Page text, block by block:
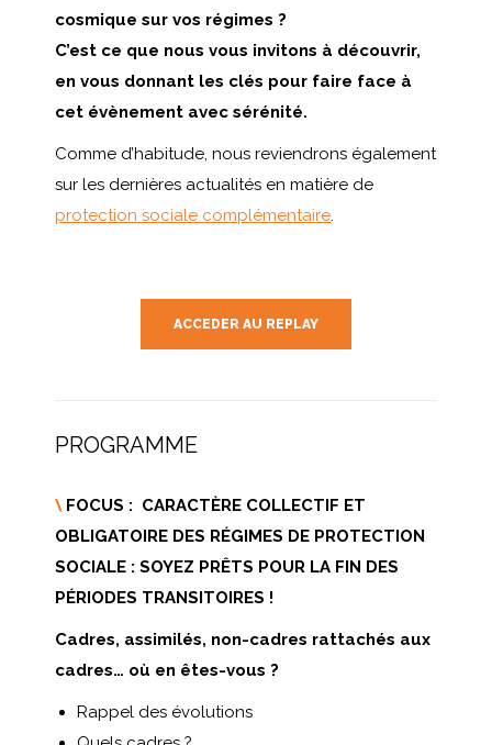
cosmique sur vos régimes ?
C’est ce que nous vous invitons à découvrir,
en vous donnant les clés pour faire face à
cet évènement avec sérénité.
Comme d’habitude, nous reviendrons également
sur les dernières actualités en matière de
protection sociale complémentaire.
ACCEDER AU REPLAY
PROGRAMME
\FOCUS : CARACTÈRE COLLECTIF ET
OBLIGATOIRE DES RÉGIMES DE PROTECTION
SOCIALE : SOYEZ PRÊTS POUR LA FIN DES
PÉRIODES TRANSITOIRES !
Cadres, assimilés, non-cadres rattachés aux
cadres… où en êtes-vous ?
Rappel des évolutions